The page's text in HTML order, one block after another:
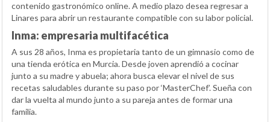
contenido gastronómico online. A medio plazo desea regresar a
Linares para abrir un restaurante compatible con su labor policial.
Inma: empresaria multifacética
A sus 28 años, Inma es propietaria tanto de un gimnasio como de
una tienda erótica en Murcia. Desde joven aprendió a cocinar
junto a su madre y abuela; ahora busca elevar el nivel de sus
recetas saludables durante su paso por ‘MasterChef’. Sueña con
dar la vuelta al mundo junto a su pareja antes de formar una
familia.